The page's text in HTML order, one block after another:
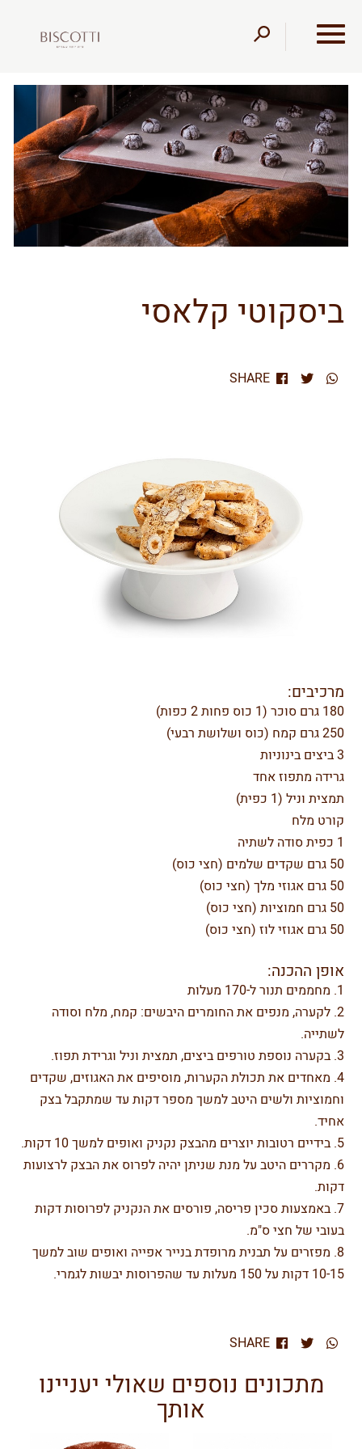
ביסקוטי קלאסי
SHARE
מרכיבים:
180 גרם סוכר (1 כוס פחות 2 כפות)
250 גרם קמח (כוס ושלושת רבעי)
3 ביצים בינוניות
גרידה מתפוז אחד
תמצית וניל (1 כפית)
קורט מלח
1 כפית סודה לשתיה
50 גרם שקדים שלמים (חצי כוס)
50 גרם אגוזי מלך (חצי כוס)
50 גרם חמוציות (חצי כוס)
50 גרם אגוזי לוז (חצי כוס)
אופן ההכנה:
1. מחממים תנור ל-170 מעלות
2. לקערה, מנפים את החומרים היבשים: קמח, מלח וסודה
לשתייה.
3. בקערה נוספת טורפים ביצים, תמצית וניל וגרידת תפוז.
4. מאחדים את תכולת הקערות, מוסיפים את האגוזים, שקדים
וחמוציות ולשים היטב למשך מספר דקות עד שמתקבל בצק
אחיד.
5. בידיים רטובות יוצרים מהבצק נקניק ואופים למשך 10 דקות.
6. מקררים היטב על מנת שניתן יהיה לפרוס את הבצק לרצועות
דקות.
7. באמצעות סכין פריסה, פורסים את הנקניק לפרוסות דקות
בעובי של חצי ס"מ.
8. מפזרים על תבנית מרופדת בנייר אפייה ואופים שוב למשך
10-15 דקות על 150 מעלות עד שהפרוסות יבשות לגמרי.
SHARE
מתכונים נוספים שאולי יעניינו
אותך